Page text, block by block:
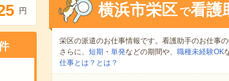
5 円 横浜市栄区 で看護
栄区の派遣のお仕事情報です。看護助手のお仕事の
さらに、 短期 ・ 単発などの期間や、 職種未経験OK
仕事とは？とは？